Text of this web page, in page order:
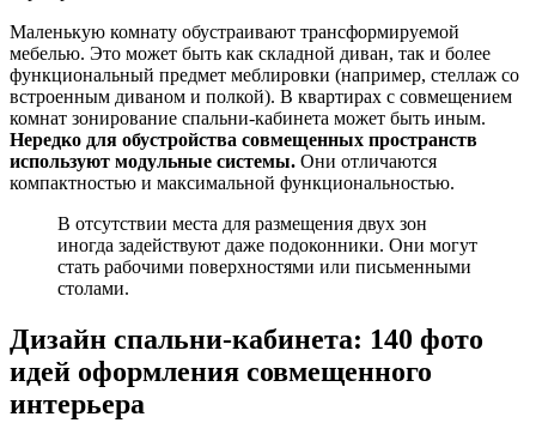
Маленькую комнату обустраивают трансформируемой
мебелью. Это может быть как складной диван, так и более
функциональный предмет меблировки (например, стеллаж со
встроенным диваном и полкой). В квартирах с совмещением
комнат зонирование спальни-кабинета может быть иным.
Нередко для обустройства совмещенных пространств
используют модульные системы. Они отличаются
компактностью и максимальной функциональностью.
В отсутствии места для размещения двух зон
иногда задействуют даже подоконники. Они могут
стать рабочими поверхностями или письменными
столами.
Дизайн спальни-кабинета: 140 фото
идей оформления совмещенного
интерьера